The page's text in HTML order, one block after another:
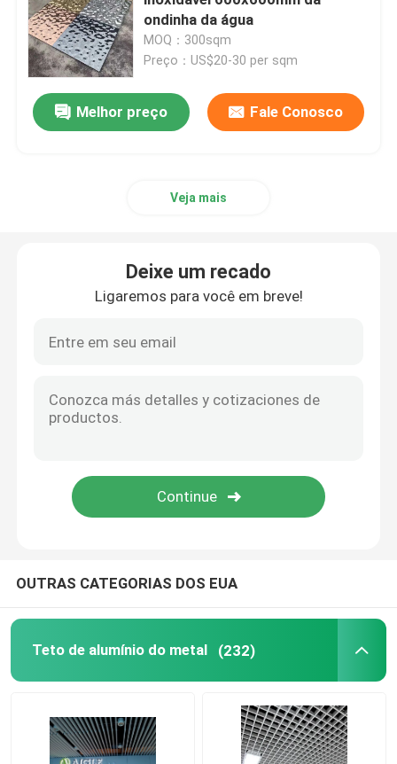
Teto de alumínio do metal
telhas do teto do metal
Painel de sanduíche composto
painel perfurado do metal
Acessórios do teto suspendido
ondinha da água
MOQ：300sqm
Preço：US$20-30 per sqm
Melhor preço Fale Conosco
Veja mais
Deixe um recado
Ligaremos para você em breve!
OUTRAS CATEGORIAS DOS EUA
Teto de alumínio do metal (232)